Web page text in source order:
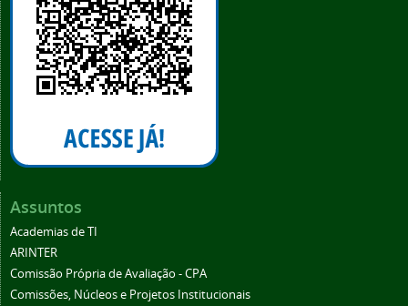
Assuntos
Academias de TI
ARINTER
Comissão Própria de Avaliação - CPA
Comissões, Núcleos e Projetos Institucionais